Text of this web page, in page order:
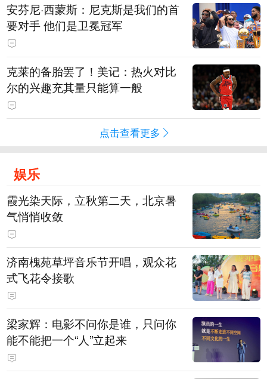
安芬尼·西蒙斯：尼克斯是我们的首
要对手 他们是卫冕冠军
克莱的备胎罢了！美记：热火对比
尔的兴趣充其量只能算一般
点击查看更多
娱乐
霞光染天际，立秋第二天，北京暑
气悄悄收敛
济南槐苑草坪音乐节开唱，观众花
式飞花令接歌
梁家辉：电影不问你是谁，只问你
能不能把一个“人”立起来